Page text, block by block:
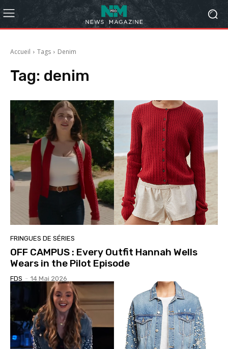
Accueil Tags Denim
Tag: denim
FRINGUES DE SÉRIES
OFF CAMPUS : Every Outfit Hannah Wells
Wears in the Pilot Episode
FDS - 14 Mai 2026